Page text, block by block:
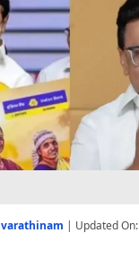
| Updated On: